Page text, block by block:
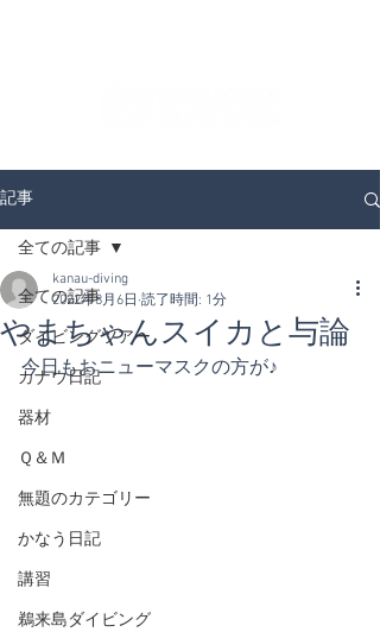
記事
全ての記事
ダイビングツアー
カナウ日記
器材
Ｑ＆Ｍ
無題のカテゴリー
かなう日記
講習
鵜来島ダイビング
全ての記事
やまちゃんスイカと与論
kanau-diving
2022年8月6日 読了時間: 1分
今日もおニューマスクの方が♪